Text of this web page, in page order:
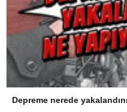
Depreme nerede